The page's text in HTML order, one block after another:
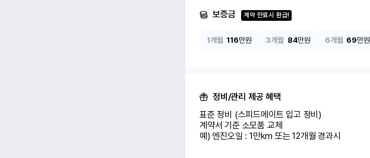
보증금 계약 만료시 환급!
1개월 116만원 3개월 84만원 6개월 69만원
정비/관리 제공 혜택
표준 정비 (스피드메이트 입고 정비)
계약서 기준 소모품 교체
예) 엔진오일 : 1만km 또는 12개월 경과시